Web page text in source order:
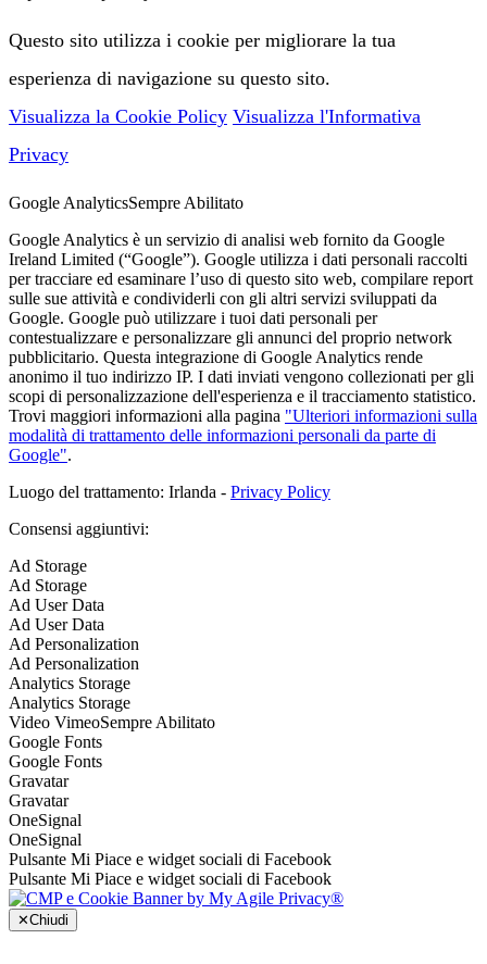
Questo sito utilizza i cookie per migliorare la tua
esperienza di navigazione su questo sito.
Visualizza la Cookie Policy Visualizza l'Informativa
Privacy
Google AnalyticsSempre Abilitato
Google Analytics è un servizio di analisi web fornito da Google
Ireland Limited (“Google”). Google utilizza i dati personali raccolti
per tracciare ed esaminare l’uso di questo sito web, compilare report
sulle sue attività e condividerli con gli altri servizi sviluppati da
Google. Google può utilizzare i tuoi dati personali per
contestualizzare e personalizzare gli annunci del proprio network
pubblicitario. Questa integrazione di Google Analytics rende
anonimo il tuo indirizzo IP. I dati inviati vengono collezionati per gli
scopi di personalizzazione dell'esperienza e il tracciamento statistico.
Trovi maggiori informazioni alla pagina "Ulteriori informazioni sulla
modalità di trattamento delle informazioni personali da parte di
Google".
Luogo del trattamento: Irlanda - Privacy Policy
Consensi aggiuntivi:
Ad Storage
Ad Storage
Ad User Data
Ad User Data
Ad Personalization
Ad Personalization
Analytics Storage
Analytics Storage
Video VimeoSempre Abilitato
Google Fonts
Google Fonts
Gravatar
Gravatar
OneSignal
OneSignal
Pulsante Mi Piace e widget sociali di Facebook
Pulsante Mi Piace e widget sociali di Facebook
✕Chiudi